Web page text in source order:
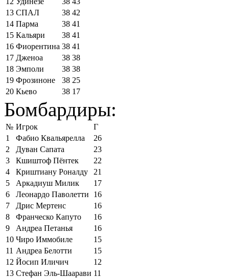
13 СПАЛ 38 42
14 Парма 38 41
15 Кальяри 38 41
16 Фиорентина 38 41
17 Дженоа 38 38
18 Эмполи 38 38
19 Фрозиноне 38 25
20 Кьево 38 17
Бомбардиры:
№ Игрок
Г
1
Фабио Квальярелла
26
2
Дуван Сапата
23
3
Кшиштоф Пёнтек
22
4
Криштиану Роналду
21
5
Аркадиуш Милик
17
6
Леонардо Паволетти
16
7
Дрис Мертенс
16
8
Франческо Капуто
16
9
Андреа Петанья
16
10 Чиро Иммобиле
15
11 Андреа Белотти
15
12 Йосип Иличич
12
13 Стефан Эль-Шаарави 11